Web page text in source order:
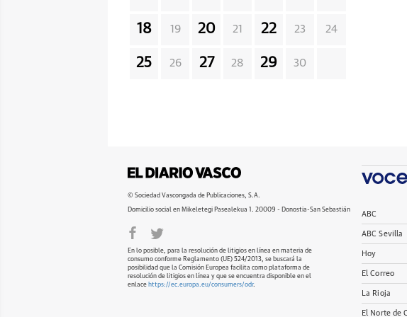
18 19 20 21 22 23 24
25 26 27 28 29 30
© Sociedad Vascongada de Publicaciones, S.A.
Domicilio social en Mikeletegi Pasealekua 1. 20009 - Donostia-San Sebastián
En lo posible, para la resolución de litigios en línea en materia de
consumo conforme Reglamento (UE) 524/2013, se buscará la
posibilidad que la Comisión Europea facilita como plataforma de
resolución de litigios en línea y que se encuentra disponible en el
enlace https://ec.europa.eu/consumers/odr.
ABC
ABC Sevilla
Hoy
El Correo
La Rioja
El Norte de